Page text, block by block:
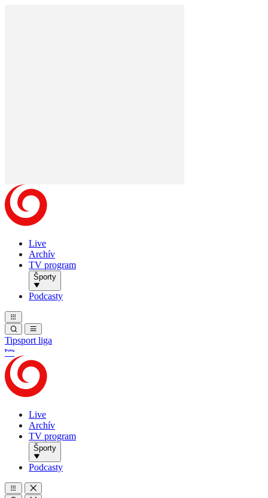
Live
Archív
TV program
Športy
Podcasty
Tipsport liga
Live
Archív
TV program
Športy
Podcasty